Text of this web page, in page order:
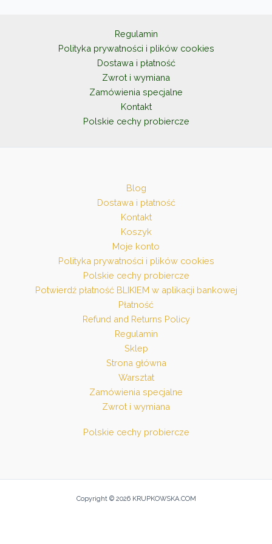
na
stronie
produktu
Regulamin
Polityka prywatności i plików cookies
Dostawa i płatność
Zwrot i wymiana
Zamówienia specjalne
Kontakt
Polskie cechy probiercze
Blog
Dostawa i płatność
Kontakt
Koszyk
Moje konto
Polityka prywatności i plików cookies
Polskie cechy probiercze
Potwierdź płatność BLIKIEM w aplikacji bankowej
Płatność
Refund and Returns Policy
Regulamin
Sklep
Strona główna
Warsztat
Zamówienia specjalne
Zwrot i wymiana
Polskie cechy probiercze
Copyright © 2026 KRUPKOWSKA.COM